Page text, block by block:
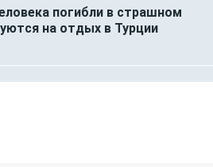
погибли в страшном
на отдых в Турции